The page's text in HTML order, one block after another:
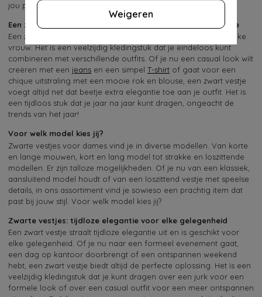
Weigeren
jou past!
Een zwarte vestje is een onmisbaar item in jouw garderobe
Een zwart vestje is een onmisbaar item in de garderobe van elke
vrouw. Het is een veelzijdig kledingstuk dat je eindeloos kunt
combineren met verschillende outfits. Of je nu een casual look wilt
creëren met een jeans en een simpel T-shirt of gaat voor een
chique uitstraling met een mooie rok en blouse, een zwart vestje
voegt altijd net dat beetje extra elegantie toe aan je outfit. Het is
een tijdloos stuk dat je jaar na jaar kunt dragen, ongeacht de
trends van het jaar!
Voor welk model kies jij?
Zwarte vestjes voor dames vind je in diverse modellen. Van korte
en lange mouwen, kort en lang model tot strakke en loszittende
modellen. Er zijn talloze mogelijkheden. Of je nu van een klassiek,
aansluitend model houdt of van een loszittend vestje met speelse
details, in ons assortiment vind je sowieso een prachtig item dat
past bij jouw stijl. Voor welk model kies jij?
Zwarte vestjes: tijdloze elegantie voor elke gelegenheid
Een zwart vestje straalt tijdloze elegantie uit en is geschikt voor
elke gelegenheid. Of je nu naar een formeel evenement gaat,
een dag op kantoor doorbrengt of een ontspannen weekend
hebt, een zwart vestje biedt altijd de perfecte oplossing. Het is een
veelzijdig kledingstuk dat je kunt dragen over een jurk voor een
formele look of over een casual outfit voor een meer ontspannen